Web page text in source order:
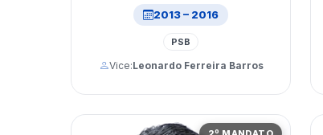
2013 – 2016
PSB
Vice:Leonardo Ferreira Barros